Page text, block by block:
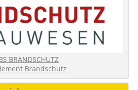
BRANDSCHUTZ
Brandschutz